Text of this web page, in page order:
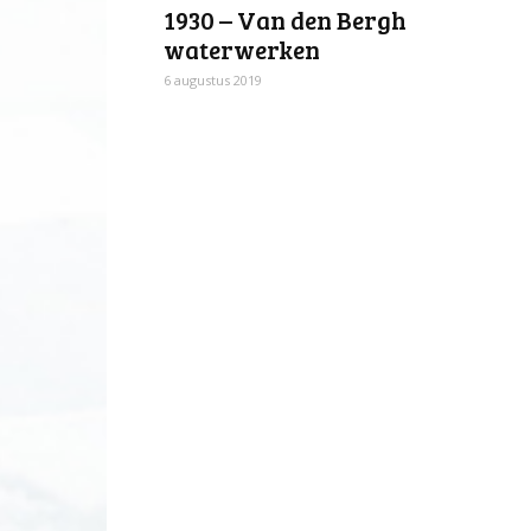
1930 – Van den Bergh
waterwerken
6 augustus 2019